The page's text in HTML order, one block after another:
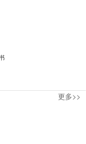
更多>>